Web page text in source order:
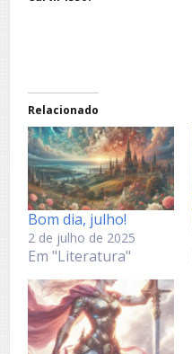
Relacionado
Bom dia, julho!
2 de julho de 2025
Em "Literatura"